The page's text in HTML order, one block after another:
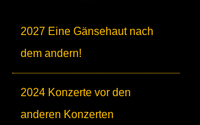
2027 Eine Gänsehaut nach
dem andern!
2024 Konzerte vor den
anderen Konzerten